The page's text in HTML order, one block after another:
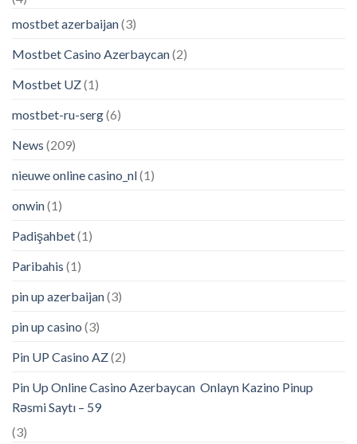
mostbet azerbaijan(3)
Mostbet Casino Azerbaycan(2)
Mostbet UZ(1)
mostbet-ru-serg(6)
News (209)
nieuwe online casino_nl(1)
onwin(1)
Padişahbet(1)
Paribahis (1)
pin up azerbaijan(3)
pin up casino (3)
Pin UP Casino AZ(2)
Pin Up Online Casino Azerbaycan ️ Onlayn Kazino Pinup
Rəsmi Saytı – 59
(3)